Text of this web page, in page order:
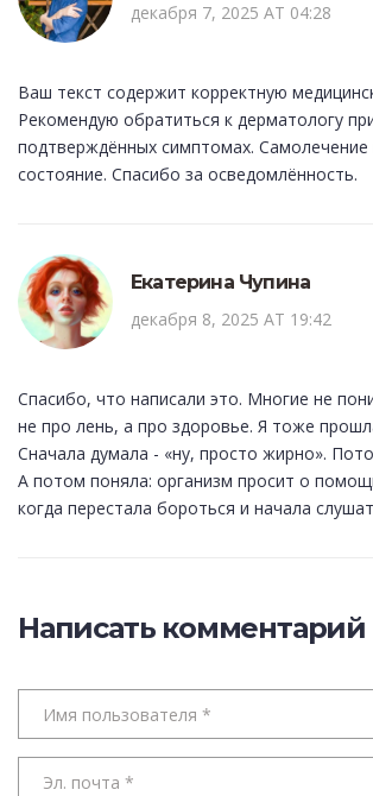
декабря 7, 2025 AT 04:28
Ваш текст содержит корректную
Рекомендую обратиться к дерматологу
подтверждённых симптомах. Самолечение
состояние. Спасибо за осведомлённость.
Екатерина Чупина
декабря 8, 2025 AT 19:42
Спасибо, что написали это. Многие не
не про лень, а про здоровье. Я тоже
Сначала думала - «ну, просто жирно».
А потом поняла: организм просит о
когда перестала бороться и начала
Написать комментарий